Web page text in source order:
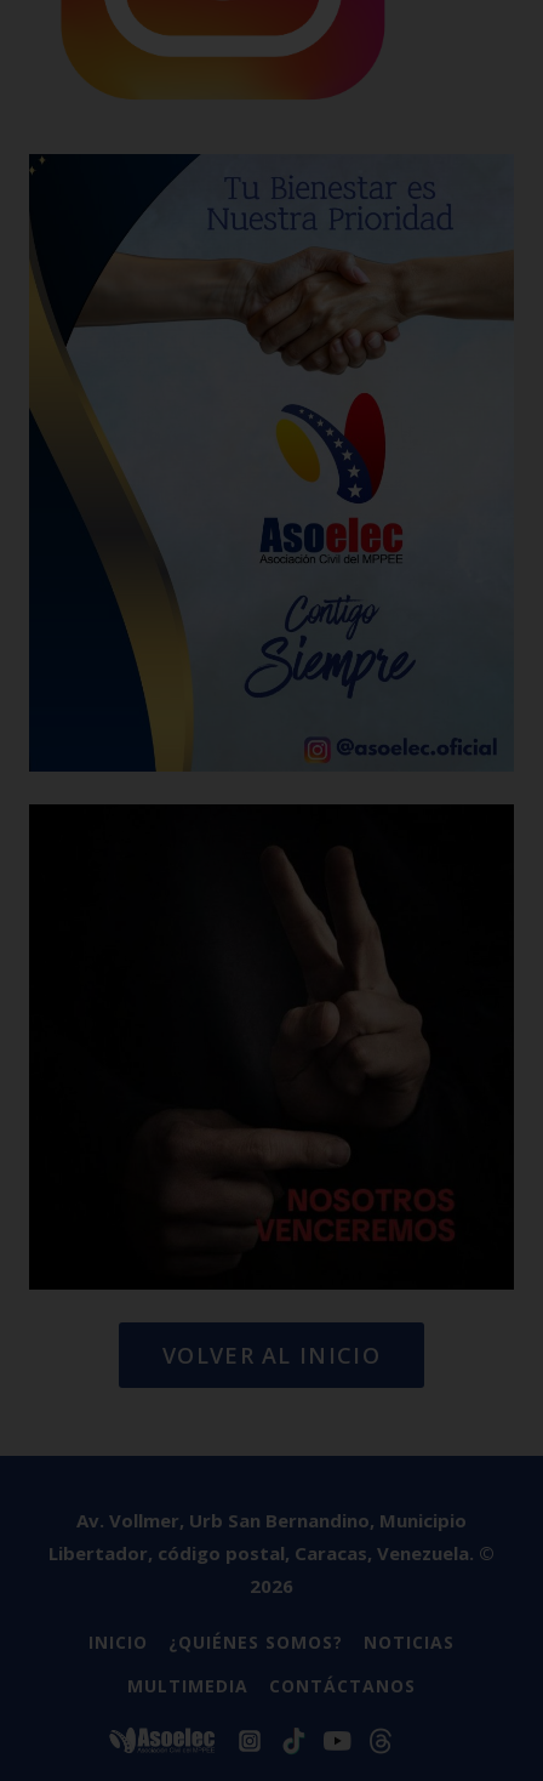
VOLVER AL INICIO
Av. Vollmer, Urb San Bernandino, Municipio
Libertador, código postal, Caracas, Venezuela. ©
2026
INICIO ¿QUIÉNES SOMOS?
NOTICIAS
MULTIMEDIA
CONTÁCTANOS